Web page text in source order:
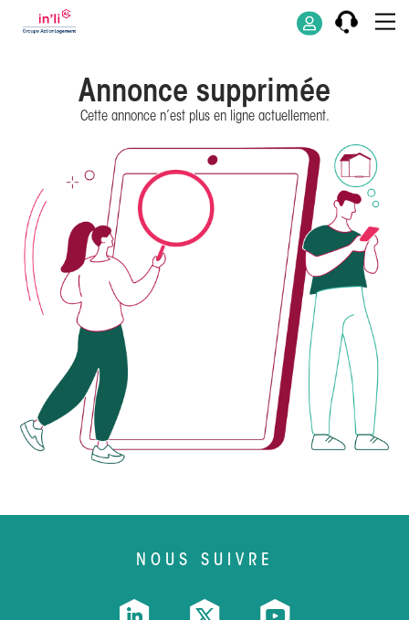
Annonce supprimée
Cette annonce n’est plus en ligne actuellement.
NOUS SUIVRE